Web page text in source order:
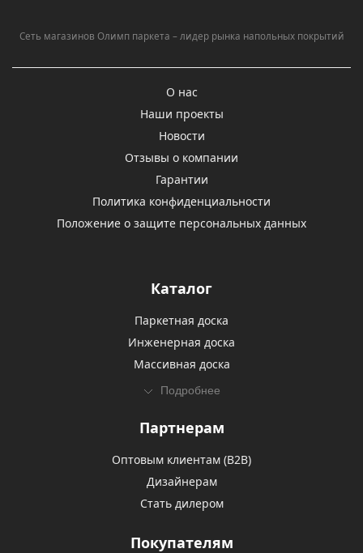
Сеть магазинов Олимп паркета – лидер рынка напольных покрытий
О нас
Наши проекты
Новости
Отзывы о компании
Гарантии
Политика конфиденциальности
Положение о защите персональных данных
Каталог
Паркетная доска
Инженерная доска
Массивная доска
Подробнее
Партнерам
Оптовым клиентам (В2В)
Дизайнерам
Стать дилером
Покупателям